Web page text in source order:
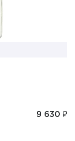
9 630 ₽